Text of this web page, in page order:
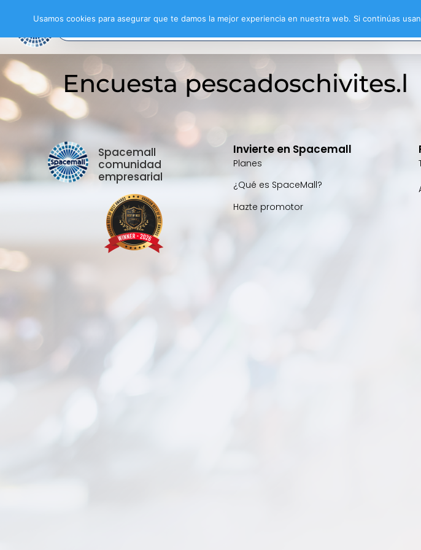
Encuesta pescadoschivites.l
Spacemall
comunidad
empresarial
Invierte en Spacemall
Planes
¿Qué es SpaceMall?
Hazte promotor
Usamos cookies para asegurar que te damos la mejor experiencia en nuestra web. Si continúas